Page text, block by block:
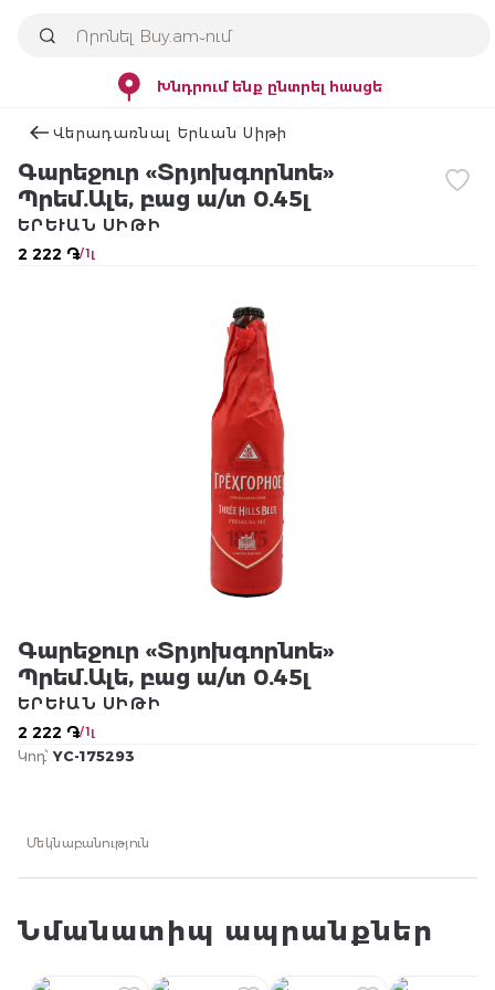
Խնդրում ենք ընտրել հասցե
Վերադառնալ Երևան Սիթի
Գարեջուր «Տրյոխգորնոե»
Պրեմ.Ալե, բաց ա/տ 0.45լ
2 222 ֏/ 1լ
ԵՐԵՒԱՆ ՍԻԹԻ
Գարեջուր «Տրյոխգորնոե»
Պրեմ.Ալե, բաց ա/տ 0.45լ
2 222 ֏/ 1լ
ԵՐԵՒԱՆ ՍԻԹԻ
Կոդ՝ YC-175293
Մեկնաբանություն
Նմանատիպ ապրանքներ